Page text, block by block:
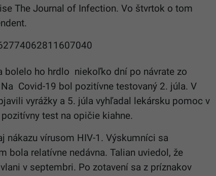
The Journal of Infection. Vo štvrtok o tom
bolelo ho hrdlo niekoľko dní po návrate zo
Covid-19 bol pozitívne testovaný 2. júla. V
vyrážky a 5. júla vyhľadal lekársku pomoc v
test na opičie kiahne.
nákazu vírusom HIV-1. Výskumníci sa
bola relatívne nedávna. Talian uviedol, že
v septembri. Po zotavení sa z príznakov